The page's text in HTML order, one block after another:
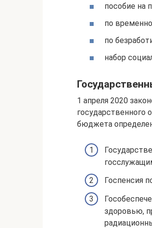
пособие на
по
по
набор
1 апреля 2020
государственного
бюджета
Госпенсия
здоровью,